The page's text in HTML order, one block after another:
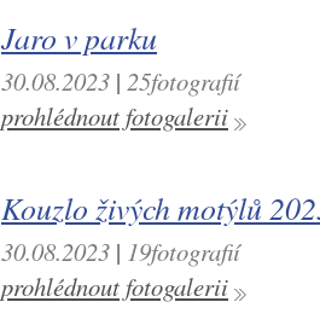
Jaro v parku
30.08.2023 | 25fotografií
prohlédnout fotogalerii
Kouzlo živých motýlů
30.08.2023 | 19fotografií
prohlédnout fotogalerii